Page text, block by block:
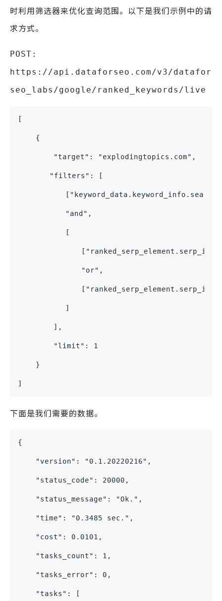
时利用筛选器来优化查询范围。以下是我们示例中的请
求方式。
POST:
https://api.dataforseo.com/v3/datafor
seo_labs/google/ranked_keywords/live
[
    {
        "target": "explodingtopics.com",
		"filters": [
        	"and",
        	[
            	"or",
        	]
        ],
        "limit": 1
    }
]
下面是我们需要的数据。
{
    "version": "0.1.20220216",
    "status_code": 20000,
    "status_message": "Ok.",
    "time": "0.3485 sec.",
    "cost": 0.0101,
    "tasks_count": 1,
    "tasks_error": 0,
    "tasks": [